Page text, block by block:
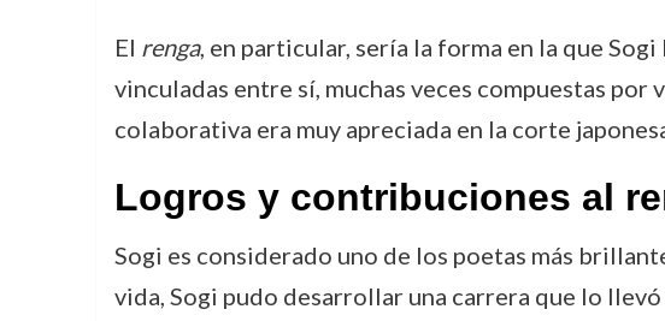
El renga, en particular, sería la forma en la que
vinculadas entre sí, muchas veces compuestas
colaborativa era muy apreciada en la corte
Logros y contribuciones al
Sogi es considerado uno de los poetas más
vida, Sogi pudo desarrollar una carrera que lo